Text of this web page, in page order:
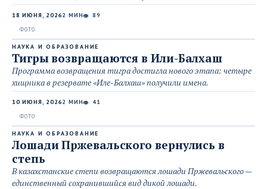
18 ИЮНЯ, 20262 МИН👁 89
НАУКА И ОБРАЗОВАНИЕ
Тигры возвращаются в Или-Балхаш
Программа возвращения тигра достигла нового этапа: четыре
хищника в резервате «Иле-Балхаш» получили имена.
10 ИЮНЯ, 20262 МИН👁 41
НАУКА И ОБРАЗОВАНИЕ
Лошади Пржевальского вернулись в
степь
В казахстанские степи возвращаются лошади Пржевальского —
единственный сохранившийся вид дикой лошади.